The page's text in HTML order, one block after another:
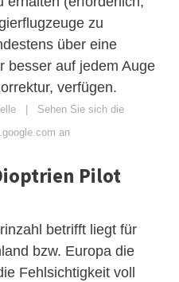
zu
über eine
besser auf jedem Auge
verfügen.
| Sehen Sie sich die
an
Pilot
betrifft liegt für
bzw. Europa die
Fehlsichtigkeit voll